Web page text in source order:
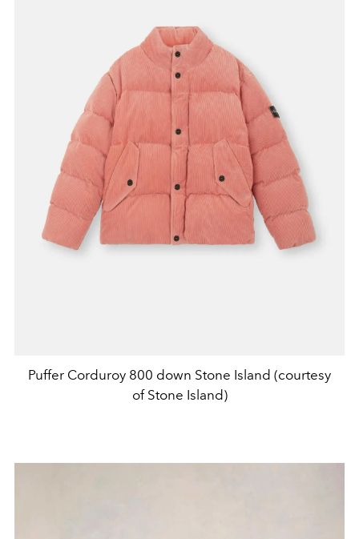
Puffer Corduroy 800 down Stone Island (courtesy
of Stone Island)